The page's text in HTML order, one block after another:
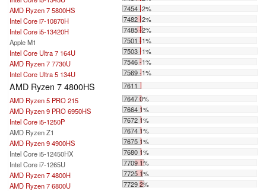
AMD Ryzen 7 5800HS
7454 -2%
Intel Core i7-10870H
7482 -2%
Intel Core i5-13420H
7485 -2%
Apple M1
7501 -1%
Intel Core Ultra 7 164U
7503 -1%
AMD Ryzen 7 7730U
7546 -1%
Intel Core Ultra 5 134U
7569 -1%
AMD Ryzen 7 4800HS
7611
AMD Ryzen 5 PRO 215
7647 0%
AMD Ryzen 9 PRO 6950HS
7664 1%
Intel Core i5-1250P
7672 1%
AMD Ryzen Z1
7674 1%
AMD Ryzen 9 4900HS
7675 1%
Intel Core i5-12450HX
7680 1%
Intel Core i7-1265U
7709 1%
AMD Ryzen 7 4800H
7725 1%
AMD Ryzen 7 6800U
7729 2%